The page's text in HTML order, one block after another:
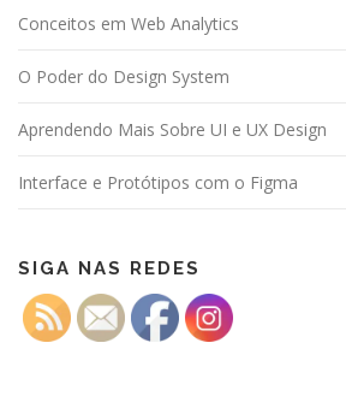
Conceitos em Web Analytics
O Poder do Design System
Aprendendo Mais Sobre UI e UX Design
Interface e Protótipos com o Figma
SIGA NAS REDES